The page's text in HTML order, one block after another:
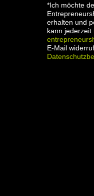
*Ich möchte
erhalten und
kann
E-Mail